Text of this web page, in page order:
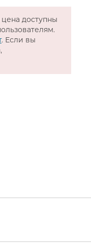
доступны
. Если вы